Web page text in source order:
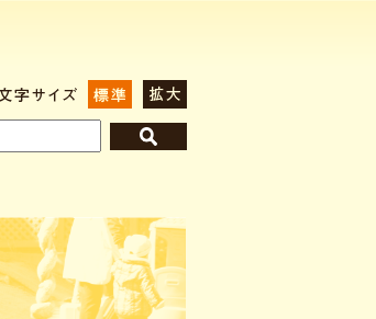
標準 拡大